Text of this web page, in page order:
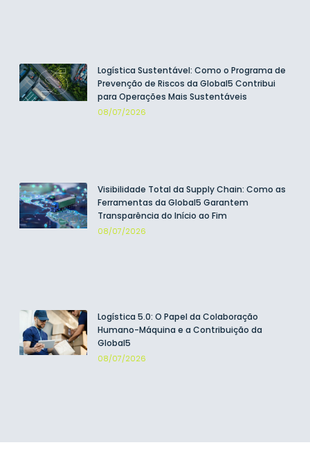
Logística Sustentável: Como o Programa de
Prevenção de Riscos da Global5 Contribui
para Operações Mais Sustentáveis
08/07/2026
Visibilidade Total da Supply Chain: Como as
Ferramentas da Global5 Garantem
Transparência do Início ao Fim
08/07/2026
Logística 5.0: O Papel da Colaboração
Humano-Máquina e a Contribuição da
Global5
08/07/2026